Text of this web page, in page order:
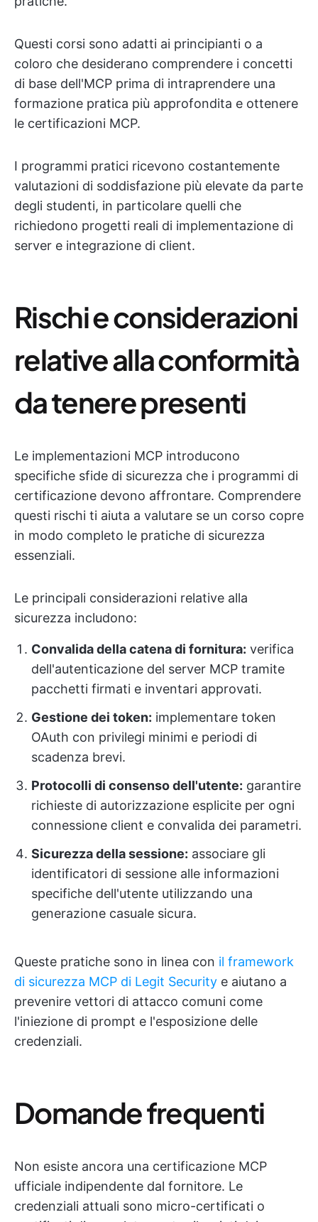
Questi corsi sono adatti ai principianti o a
coloro che desiderano comprendere i concetti
di base dell'MCP prima di intraprendere una
formazione pratica più approfondita e ottenere
le certificazioni MCP.
I programmi pratici ricevono costantemente
valutazioni di soddisfazione più elevate da parte
degli studenti, in particolare quelli che
richiedono progetti reali di implementazione di
server e integrazione di client.
Rischi e considerazioni
relative alla conformità
da tenere presenti
Le implementazioni MCP introducono
specifiche sfide di sicurezza che i programmi di
certificazione devono affrontare. Comprendere
questi rischi ti aiuta a valutare se un corso copre
in modo completo le pratiche di sicurezza
essenziali.
Le principali considerazioni relative alla
sicurezza includono:
Convalida della catena di fornitura: verifica
dell'autenticazione del server MCP tramite
pacchetti firmati e inventari approvati.
Gestione dei token: implementare token
OAuth con privilegi minimi e periodi di
scadenza brevi.
Protocolli di consenso dell'utente: garantire
richieste di autorizzazione esplicite per ogni
connessione client e convalida dei parametri.
Sicurezza della sessione: associare gli
identificatori di sessione alle informazioni
specifiche dell'utente utilizzando una
generazione casuale sicura.
Queste pratiche sono in linea con il framework
di sicurezza MCP di Legit Security e aiutano a
prevenire vettori di attacco comuni come
l'iniezione di prompt e l'esposizione delle
credenziali.
Domande frequenti
Non esiste ancora una certificazione MCP
ufficiale indipendente dal fornitore. Le
credenziali attuali sono micro-certificati o